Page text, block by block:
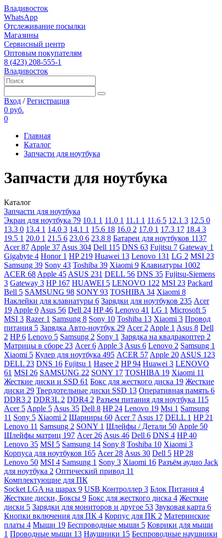
Владивосток
WhatsApp
Отслеживание посылки
Магазины
Сервисный центр
Оптовым покупателям
8 (423) 208-555-1
Владивосток
Вход /Регистрация
0 руб.
0
Главная
Каталог
Запчасти для ноутбука
Запчасти для ноутбука
Каталог
Запчасти для ноутбука
Экран для ноутбука 79 10.1 1 11.0 1 11.1 1 11.6 5 12.1 3 12.5 0
13.3 0 13.4 1 14.0 3 14.1 1 15.6 18 16.0 2 17.0 1 17.3 17 18.4 3
19.5 1 20.0 1 21.5 6 23.0 6 23.8 8 Батареи для ноутбуков 1137
Acer87 Apple 37 Asus 304 Dell 115 DNS 63 Fujitsu 7 Gateway 1
Gigabyte 4 Honor 1 HP 219 Huawei 13 Lenovo 131 LG 2 MSI 23
Samsung 39 Sony 43 Toshiba 39 Xiaomi 9 Клавиатуры 1002
ACER 68 Apple 45 ASUS 231 DELL 56 DNS 35 Fujitsu-Siemens
3 Gateway 3 HP 167 HUAWEI 5 LENOVO 122 MSI 23 Packard
Bell 5 SAMSUNG 98 SONY 93 TOSHIBA 34 Xiaomi 8
Наклейки для клавиатуры 6 Зарядки для ноутбуков 235 Acer
19 Apple 0 Asus 56 Dell 24 HP46 Lenovo 41 LG 1 Microsoft 5
MSI 3 Razer 1 Samsung 8 Sony 10 Toshiba 13 Xiaomi 3 Провод
питания 5 Зарядка Авто-ноутбук 29 Acer 2 Apple 1 Asus 8 Dell
2 HP6 Lenovo 5 Samsung 2 Sony 1 Зарядка на квадракоптер 2
Матрицы в сборе 23 Acer6 Apple 3 Asus 6 Lenovo 2 Samsung 1
Xiaomi 5 Кулер для ноутбука 495 ACER 57 Apple 20 ASUS 123
DELL 23 DNS 16 Fujitsu 1 Hasee 2 HP94 Huawei 3 LENOVO
61 MSI 26 SAMSUNG 22 SONY 17 TOSHIBA 19 Xiaomi 11
Жесткие диски и SSD 61 Бокс для жесткого диска 19 Жесткие
диски 29 Твердотельные диски SSD 13 Оперативная память 6
DDR3 2 DDR3L 2 DDR4 2 Разъем питания для ноутбука 115
Acer 5 Apple 5 Asus 35 Dell 8 HP 24 Lenovo 19 Msi 1 Samsung
11 Sony 5 Xiaomi 2 Шарниры 60 Acer 7 Asus 17 DELL 1 HP 21
Lenovo 11 Samsung 2 SONY 1 Шлейфы / Детали 50 Apple 50
Шлейфы матриц 197 Acer 26 Asus 46 Dell 6 DNS 4 HP40
Lenovo 35 MSI 5 Samsung 14 Sony 8 Toshiba 10 Xiaomi 3
Корпуса для ноутбуков 165 Acer 28 Asus 30 Dell 5 HP 28
Lenovo 50 MSI 4 Samsung 1 Sony 3 Xiaomi 16 Разъём аудио Jack
для ноутбука 2 Оптический привод 11
Комплектующие для ПК
Socket LGA на шарах 9 USB Контроллер 3 Блок Питания 4
Жесткие диски, Боксы 9 Бокс для жесткого диска 4 Жесткие
диски 5 Зарядки для мониторов и другое 53 Звуковая карта 6
Кнопки включения для ПК 4 Корпус для ПК 2 Материнские
платы 4 Мыши 19 Беспроводные мыши 5 Коврики для мыши
1 Проводные мыши 13 Наушники 15 Беспроводные наушники